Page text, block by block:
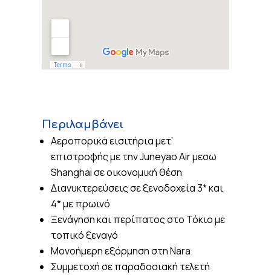
Περιλαμβάνει
Αεροπορικά εισιτήρια μετ’
επιστροφής με την Juneyao Air μεσω
Shanghai σε οικονομική θέση
Διανυκτερεύσεις σε ξενοδοχεία 3* και
4* με πρωινό
Ξενάγηση και περίπατος στο Τόκιο με
τοπικό ξεναγό
Μονοήμερη εξόρμηση στη Nara
Συμμετοχή σε παραδοσιακή τελετή